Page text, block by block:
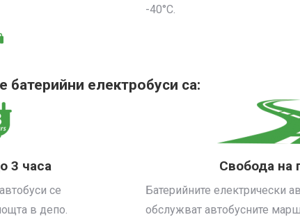
-40°C.
батерийни електробуси са:
3 часа
се
в депо.
Свобода на
Батерийните електрически
обслужват автобусните